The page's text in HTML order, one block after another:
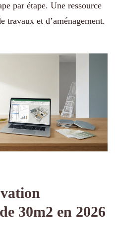
par étape. Une ressource
travaux et d’aménagement.
30m2 en 2026